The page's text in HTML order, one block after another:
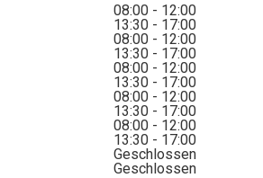
08:00 - 12:00
13:30 - 17:00
08:00 - 12:00
13:30 - 17:00
08:00 - 12:00
13:30 - 17:00
08:00 - 12:00
13:30 - 17:00
08:00 - 12:00
13:30 - 17:00
Geschlossen
Geschlossen